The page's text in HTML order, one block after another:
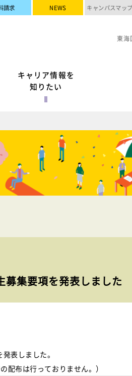
キャリア情報を
知りたい
請求 NEWS キャンパスマップ
東海
集要項を発表しました
表しました。
配布は行っておりません。）